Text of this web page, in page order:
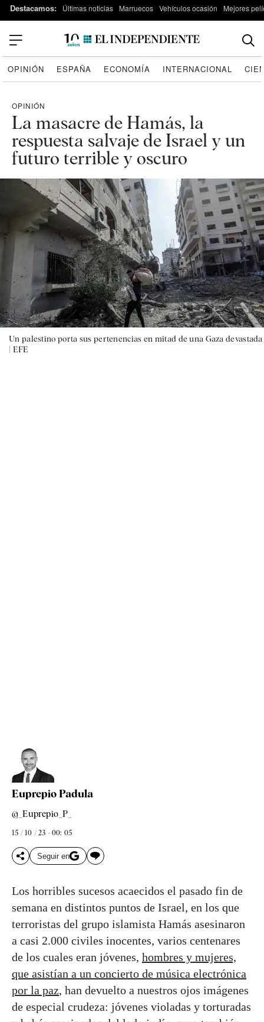
Destacamos: Últimas noticias Marruecos Vehículos ocasión Mejores
OPINIÓN ESPAÑA ECONOMÍA INTERNACIONAL
OPINIÓN
La masacre de Hamás, la
respuesta salvaje de Israel y un
futuro terrible y oscuro
Un palestino porta sus pertenencias en mitad de una Gaza devastada
| EFE
Euprepio Padula
@_Euprepio_P_
15 / 10 / 23 - 00: 05
Seguir en
Los horribles sucesos acaecidos el pasado fin de
semana en distintos puntos de Israel, en los que
terroristas del grupo islamista Hamás asesinaron
a casi 2.000 civiles inocentes, varios centenares
de los cuales eran jóvenes, hombres y mujeres,
que asistían a un concierto de música electrónica
por la paz, han devuelto a nuestros ojos imágenes
de especial crudeza: jóvenes violadas y torturadas